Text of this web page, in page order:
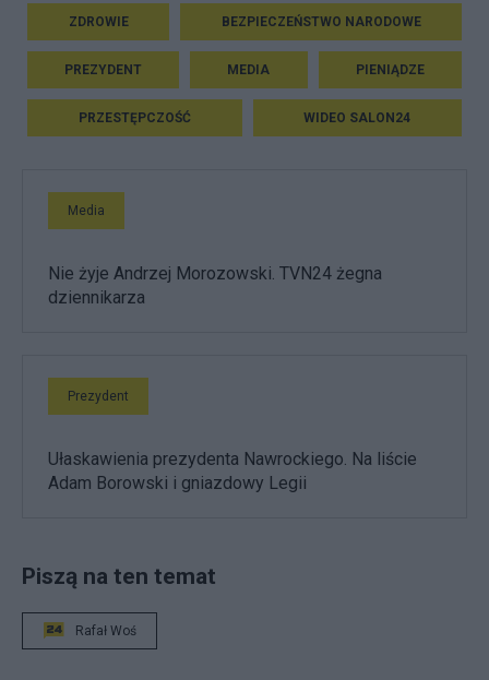
ZDROWIE BEZPIECZEŃSTWO NARODOWE
PREZYDENT MEDIA PIENIĄDZE
PRZESTĘPCZOŚĆ WIDEO SALON24
Media
Nie żyje Andrzej Morozowski. TVN24 żegna
dziennikarza
Prezydent
Ułaskawienia prezydenta Nawrockiego. Na liście
Adam Borowski i gniazdowy Legii
Piszą na ten temat
Rafał Woś